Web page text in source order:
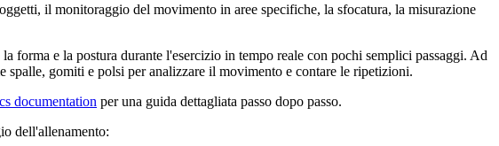
il monitoraggio del movimento in aree specifiche, la sfocatura, la misurazione
e la postura durante l'esercizio in tempo reale con pochi semplici passaggi. Ad
gomiti e polsi per analizzare il movimento e contare le ripetizioni.
documentation per una guida dettagliata passo dopo passo.
dell'allenamento: